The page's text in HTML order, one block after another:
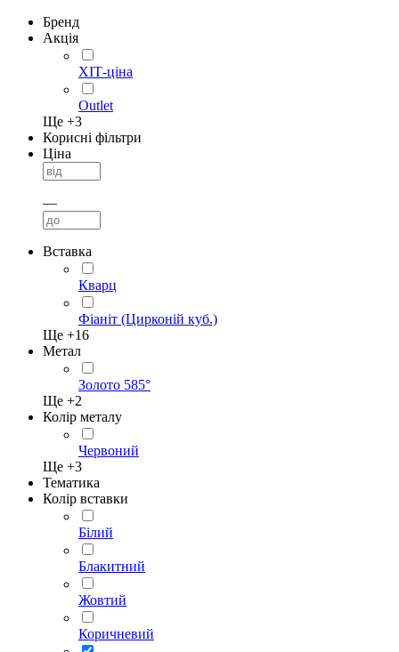
Бренд
Акція
ХІТ-ціна
Outlet
Ще +3
Корисні фільтри
Ціна
—
Вставка
Кварц
Фіаніт (Цирконій куб.)
Ще +16
Метал
Золото 585°
Ще +2
Колір металу
Червоний
Ще +3
Тематика
Колір вставки
Білий
Блакитний
Жовтий
Коричневий